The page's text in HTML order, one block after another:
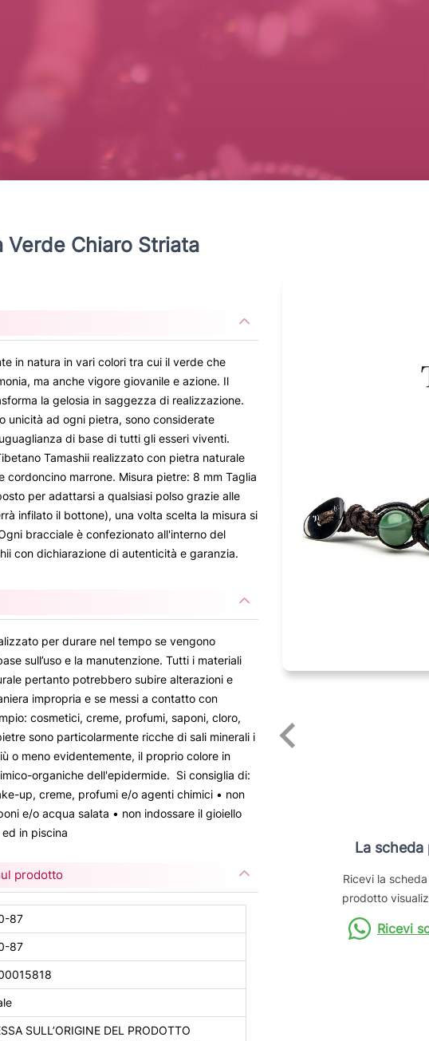
Verde Chiaro Striata
in natura in vari colori tra cui il verde che
ma anche vigore giovanile e azione. Il
la gelosia in saggezza di realizzazione.
unicità ad ogni pietra, sono considerate
di base di tutti gli esseri viventi.
Tamashii realizzato con pietra naturale
cordoncino marrone. Misura pietre: 8 mm Taglia
per adattarsi a qualsiasi polso grazie alle
infilato il bottone), una volta scelta la misura si
bracciale è confezionato all'interno del
con dichiarazione di autenticità e garanzia.
per durare nel tempo se vengono
sull’uso e la manutenzione. Tutti i materiali
pertanto potrebbero subire alterazioni e
impropria e se messi a contatto con
cosmetici, creme, profumi, saponi, cloro,
sono particolarmente ricche di sali minerali i
o meno evidentemente, il proprio colore in
organiche dell'epidermide. Si consiglia di:
up, creme, profumi e/o agenti chimici • non
e/o acqua salata • non indossare il gioiello
in piscina
prodotto
87
87
SULL’ORIGINE DEL PRODOTTO
La
Ricevi la
prodotto
Ricevi